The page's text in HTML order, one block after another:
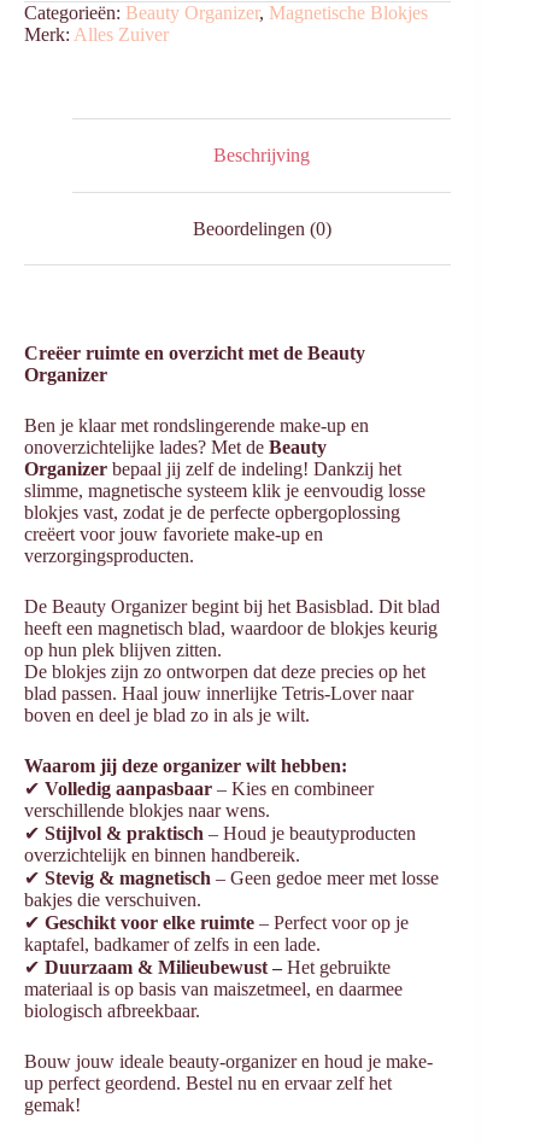
Categorieën: Beauty Organizer, Magnetische Blokjes
Merk: Alles Zuiver
Beschrijving
Beoordelingen (0)
Creëer ruimte en overzicht met de Beauty
Organizer
Ben je klaar met rondslingerende make-up en
onoverzichtelijke lades? Met de Beauty
Organizer bepaal jij zelf de indeling! Dankzij het
slimme, magnetische systeem klik je eenvoudig losse
blokjes vast, zodat je de perfecte opbergoplossing
creëert voor jouw favoriete make-up en
verzorgingsproducten.
De Beauty Organizer begint bij het Basisblad. Dit blad
heeft een magnetisch blad, waardoor de blokjes keurig
op hun plek blijven zitten.
De blokjes zijn zo ontworpen dat deze precies op het
blad passen. Haal jouw innerlijke Tetris-Lover naar
boven en deel je blad zo in als je wilt.
Waarom jij deze organizer wilt hebben:
✔ Volledig aanpasbaar – Kies en combineer
verschillende blokjes naar wens.
✔ Stijlvol & praktisch – Houd je beautyproducten
overzichtelijk en binnen handbereik.
✔ Stevig & magnetisch – Geen gedoe meer met losse
bakjes die verschuiven.
✔ Geschikt voor elke ruimte – Perfect voor op je
kaptafel, badkamer of zelfs in een lade.
✔ Duurzaam & Milieubewust –Het gebruikte
materiaal is op basis van maiszetmeel, en daarmee
biologisch afbreekbaar.
Bouw jouw ideale beauty-organizer en houd je make-
up perfect geordend. Bestel nu en ervaar zelf het
gemak!